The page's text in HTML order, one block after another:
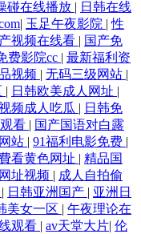
碰在线播放 | 日韩在线
| 玉足午夜影院 |性
视频在线看 | 国产免
费影院cc | 最新福利资
视频 | 无码三级网站 |
| 日韩欧美成人网址 |
频成人吃瓜 | 日韩免
看 | 国产国语对白露
站 | 91福利电影免费 |
看黄色网址 | 精品国
址视频 | 成人自拍偷
| 日韩亚洲国产 | 亚洲日
美女一区 | 午夜理论在
观看 | av天堂大片| 伦